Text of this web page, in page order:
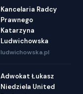
Kancelaria Radcy
Prawnego
Katarzyna
Ludwichowska
ludwichowska.pl
Adwokat Łukasz
Niedziela United